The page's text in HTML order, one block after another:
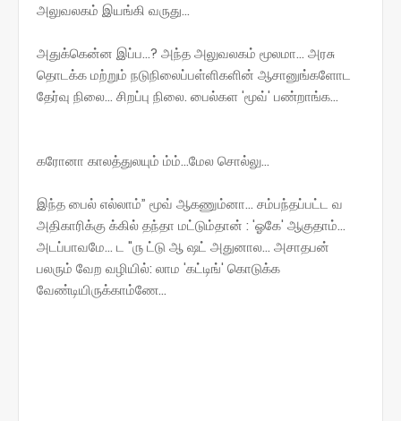
அலுவலகம்‌ இயங்கி வருது...
அதுக்கென்ன இப்ப...? அந்த அலுவலகம்‌ மூலமா... அரசு
தொடக்க மற்றும்‌ நடுநிலைப்பள்ளிகளின்‌ ஆசானுங்களோட
தேர்வு நிலை... சிறப்பு நிலை. பைல்கள 'மூவ்‌' பண்றாங்க...
கரோனா காலத்துலயும்‌ ம்ம்‌...மேல சொல்லு...
இந்த பைல்‌ எல்லாம்‌” மூவ்‌ ஆகணும்னா... சம்பந்தப்பட்ட வ
அதிகாரிக்கு க்கில்‌ தந்தா மட்டும்தான்‌ : 'ஓகே' ஆகுதாம்‌...
அடப்பாவமே... ட "௫ ட்டு ஆ ஷட்‌ அதுனால... அசாதபன்‌
பலரும்‌ வேற வழியில்‌: லாம 'கட்டிங்‌' கொடுக்க
வேண்டியிருக்காம்ணே...